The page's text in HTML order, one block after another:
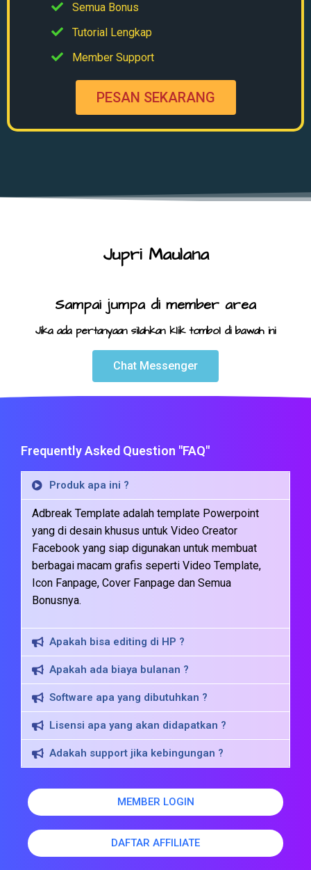
Semua Bonus
Tutorial Lengkap
Member Support
PESAN SEKARANG
Jupri Maulana
Sampai jumpa di member area
Jika ada pertanyaan silahkan klik tombol di bawah ini
Chat Messenger
Frequently Asked Question "FAQ"
Produk apa ini ?
Adbreak Template adalah template Powerpoint
yang di desain khusus untuk Video Creator
Facebook yang siap digunakan untuk membuat
berbagai macam grafis seperti Video Template,
Icon Fanpage, Cover Fanpage dan Semua
Bonusnya.
Apakah bisa editing di HP ?
Apakah ada biaya bulanan ?
Software apa yang dibutuhkan ?
Lisensi apa yang akan didapatkan ?
Adakah support jika kebingungan ?
MEMBER LOGIN
DAFTAR AFFILIATE